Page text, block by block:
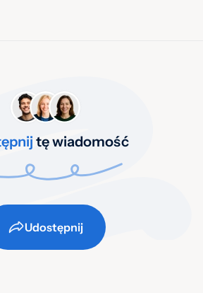
tę wiadomość
Udostępnij